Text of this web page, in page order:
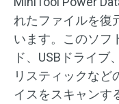
れたファイルを復
います。このソフ
ド、USBドライブ
リスティックなど
イスをスキャンす